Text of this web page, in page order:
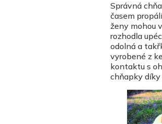
Správná
časem
ženy mohou
rozhodla
odolná a
vyrobené z
kontaktu s
chňapky díky